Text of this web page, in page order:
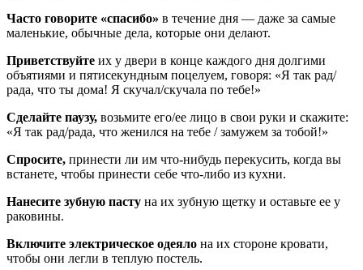
Часто говорите «спасибо» в течение дня — даже за самые
маленькие, обычные дела, которые они делают.
Приветствуйте их у двери в конце каждого дня долгими
объятиями и пятисекундным поцелуем, говоря: «Я так рад/
рада, что ты дома! Я скучал/скучала по тебе!»
Сделайте паузу, возьмите его/ее лицо в свои руки и скажите:
«Я так рад/рада, что женился на тебе / замужем за тобой!»
Спросите, принести ли им что-нибудь перекусить, когда вы
встанете, чтобы принести себе что-либо из кухни.
Нанесите зубную пасту на их зубную щетку и оставьте ее у
раковины.
Включите электрическое одеяло на их стороне кровати,
чтобы они легли в теплую постель.